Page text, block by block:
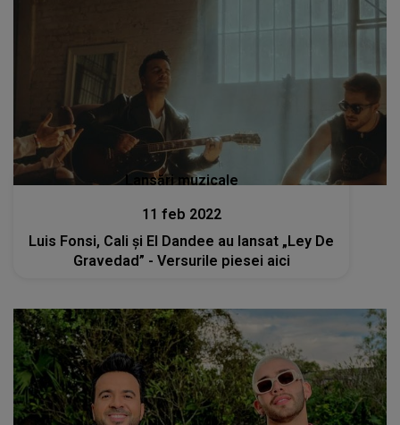
Lansări muzicale
11 feb 2022
Luis Fonsi, Cali și El Dandee au lansat „Ley De
Gravedad” - Versurile piesei aici